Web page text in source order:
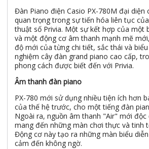
Đàn Piano điện Casio PX-780M đại
quan trọng trong sự tiến hóa liên tục
thuật số Privia. Một sự kết hợp của một
và một động cơ âm thanh mạnh mẽ
độ mới của từng chi tiết, sắc thái và
nghiệm cây đàn grand piano cao cấp,
phong cách được biết đến với Privia.
Âm thanh đàn piano
PX-780 mới sử dụng nhiều tiện ích hơn
của thế hệ trước, cho một tiếng đàn
Ngoài ra, nguồn âm thanh "Air" mới độc
mang đến những màn chơi thực và tinh
Động cơ này tạo ra những màn biểu
cảm đến không ngờ.